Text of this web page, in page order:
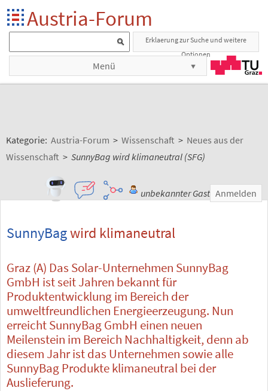
Austria-Forum
Erklaerung zur Suche und weitere
Optionen
Menü
Kategorie: Austria-Forum > Wissenschaft > Neues aus der
Wissenschaft > SunnyBag wird klimaneutral (SFG)
unbekannter Gast Anmelden
SunnyBagwird klimaneutral
Graz (A) Das Solar-Unternehmen SunnyBag
GmbH ist seit Jahren bekannt für
Produktentwicklung im Bereich der
umweltfreundlichen Energieerzeugung. Nun
erreicht SunnyBag GmbH einen neuen
Meilenstein im Bereich Nachhaltigkeit, denn ab
diesem Jahr ist das Unternehmen sowie alle
SunnyBag Produkte klimaneutral bei der
Auslieferung.